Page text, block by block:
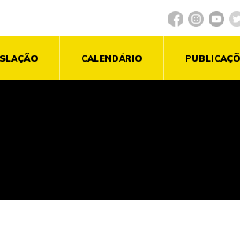
CALENDÁRIO